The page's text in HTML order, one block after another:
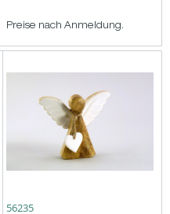
sort. ø10 H12cm
Preise nach Anmeldung.
56235